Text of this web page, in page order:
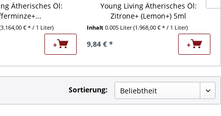
Ätherisches Öl:
€ * / 1 Liter)
+
Young Living Ätherisches Öl:
Zitrone+ (Lemon+) 5ml
Inhalt 0.005 Liter(1.968,00 € * / 1 Liter)
9,84 € * +
Sortierung: